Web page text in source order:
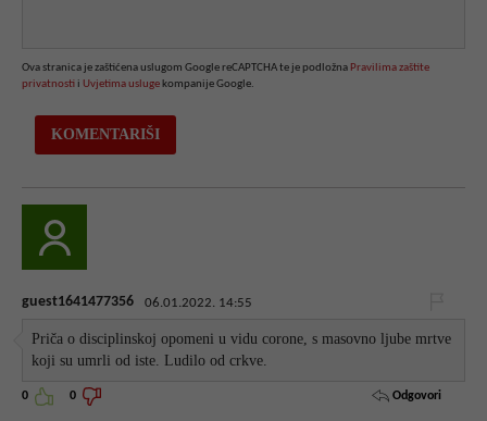
Ova stranica je zaštićena uslugom Google reCAPTCHA te je podložna Pravilima zaštite
privatnosti i Uvjetima usluge kompanije Google.
guest1641477356 06.01.2022. 14:55
Priča o disciplinskoj opomeni u vidu corone, s masovno ljube mrtve
koji su umrli od iste. Ludilo od crkve.
0 0 Odgovori